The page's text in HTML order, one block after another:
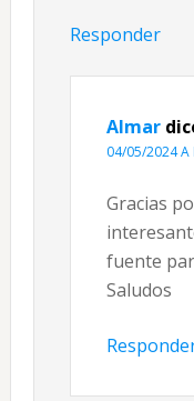
Responder
Almar
04/05/2024 A
Gracias
fuente
Saludos